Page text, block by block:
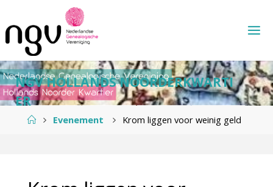
naar
de
inhoud
NGVHOLLANDSNOORDERKWARTI
ER
HomeEvenement Krom liggen voor weinig geld